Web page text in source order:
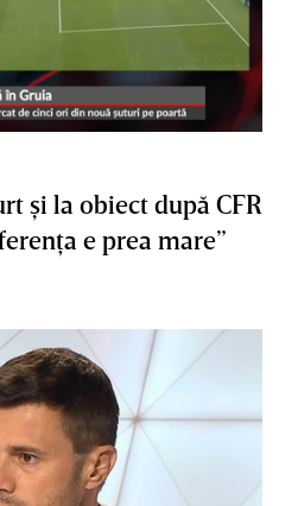
şi la obiect după CFR
e prea mare”